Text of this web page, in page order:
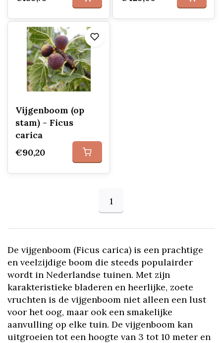
Vijgenboom (op
stam) - Ficus
carica
€90,20
1
De vijgenboom (Ficus carica) is een prachtige
en veelzijdige boom die steeds populairder
wordt in Nederlandse tuinen. Met zijn
karakteristieke bladeren en heerlijke, zoete
vruchten is de vijgenboom niet alleen een lust
voor het oog, maar ook een smakelijke
aanvulling op elke tuin. De vijgenboom kan
uitgroeien tot een hoogte van 3 tot 10 meter en